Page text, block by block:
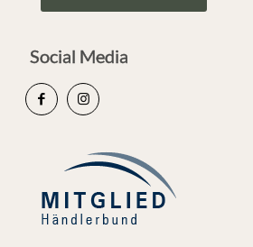
Social Media